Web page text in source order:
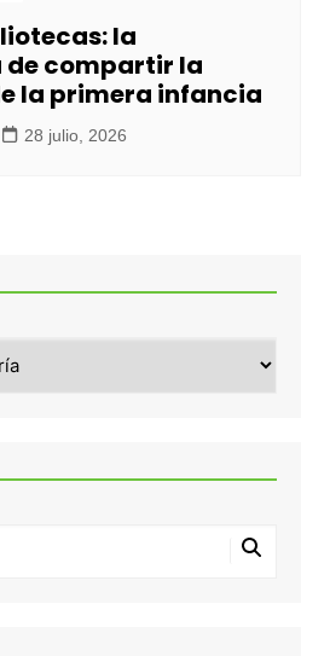
la
compartir la
la primera infancia
28 julio, 2026